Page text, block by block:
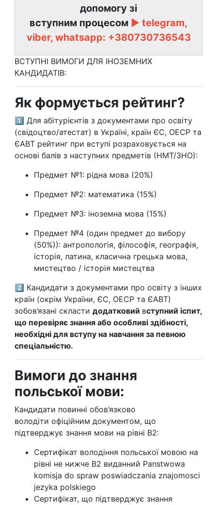
допомогу зі
вступним процесом ► telegram,
viber, whatsapp: +380730736543
ВСТУПНІ ВИМОГИ ДЛЯ ІНОЗЕМНИХ
КАНДИДАТІВ:
Як формується рейтинг?
1️⃣ Для абітурієнтів з документами про освіту
(свідоцтво/атестат) в Україні, країн ЄС, ОЕСР та
ЄАВТ рейтинг при вступі розраховується на
основі балів з наступних предметів (НМТ/ЗНО):
Предмет №1: рідна мова (20%)
Предмет №2: математика (15%)
Предмет №3: іноземна мова (15%)
Предмет №4 (один предмет до вибору
(50%)): антропологія, філософія, географія,
історія, латина, класична грецька мова,
мистецтво / історія мистецтва
2️⃣ Кандидати з документами про освіту з інших
країн (окрім України, ЄС, ОЕСР та ЄАВТ)
зобов’язані скласти додатковий вступний іспит,
що перевіряє знання або особливі здібності,
необхідні для вступу на навчання за певною
спеціальністю.
Вимоги до знання
польської мови:
Кандидати повинні обов’язково
володіти офіційним документом, що
підтверджує знання мови на рівні B2:
Сертифікат володіння польської мовою на
рівні не нижче В2 виданний Panstwowa
komisja do spraw poswiadczania znajomosci
jezyka polskiego
Сертифікат, що підтверджує знання